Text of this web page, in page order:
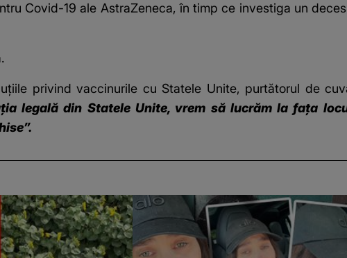
Covid-19 ale AstraZeneca, în timp ce investiga un
privind vaccinurile cu Statele Unite, purtătorul de
legală din Statele Unite, vrem să lucrăm la faţa